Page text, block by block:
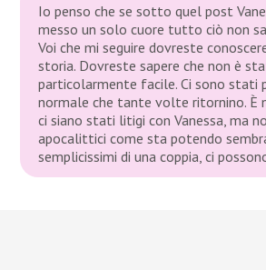
Io penso che se sotto quel post
messo un solo cuore tutto ciò non
Voi che mi seguire dovreste
storia. Dovreste sapere che non è
particolarmente facile. Ci sono stati
normale che tante volte ritornino. È
ci siano stati litigi con Vanessa, ma
apocalittici come sta potendo
semplicissimi di una coppia, ci